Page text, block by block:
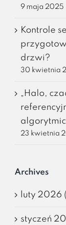
9 maja 2025
Kontrole
drzwi?
30 kwietnia
„Halo,
23 kwietnia
Archives
luty 2026
styczeń